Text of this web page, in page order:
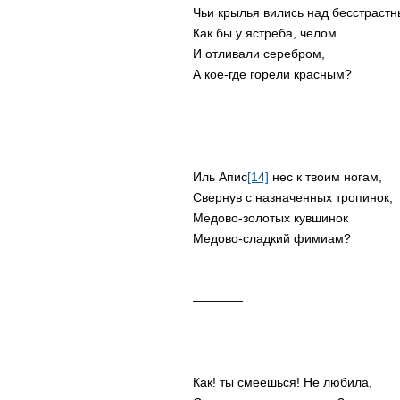
Чьи крылья вились над
Как бы у ястреба, челом
И отливали серебром,
А кое-где горели красным?
Иль Апис[14] нес к твоим ногам,
Свернув с назначенных тропинок,
Медово-золотых кувшинок
Медово-сладкий фимиам?
――――
Как! ты смеешься! Не любила,